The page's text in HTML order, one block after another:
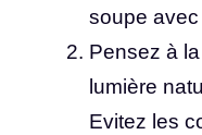
soupe
Pensez à
lumière
Evitez les